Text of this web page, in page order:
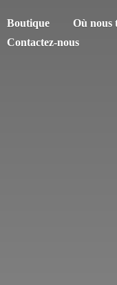
Boutique
Où nous
Contactez-nous